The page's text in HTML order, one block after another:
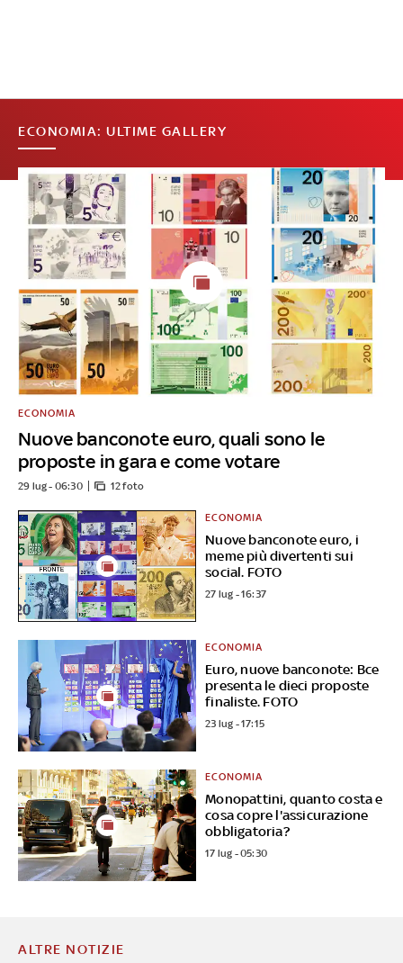
ECONOMIA: ULTIME GALLERY
Nuove banconote euro, quali sono le
proposte in gara e come votare
ECONOMIA
29 lug - 06:30 12 foto
Nuove banconote euro, i
meme più divertenti sui
social. FOTO
ECONOMIA
27 lug - 16:37
Euro, nuove banconote: Bce
presenta le dieci proposte
finaliste. FOTO
ECONOMIA
23 lug - 17:15
Monopattini, quanto costa e
cosa copre l'assicurazione
obbligatoria?
ECONOMIA
17 lug - 05:30
ALTRE NOTIZIE